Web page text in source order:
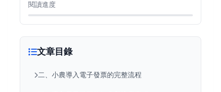
文章目錄
二、小農導入電子發票的完整流程
閱讀進度